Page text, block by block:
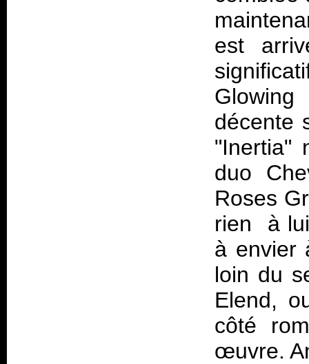
est
décente
"Inertia"
duo
Roses
rien à lui
à envier
loin du
Elend,
côté
œuvre.